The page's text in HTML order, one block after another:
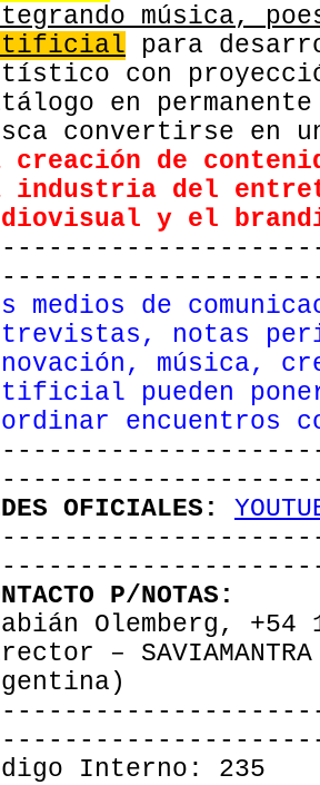
música,
para
con
en permanente
convertirse en
creación de
industria del
y el
medios de
notas
música,
pueden
encuentros
OFICIALES:
P/NOTAS:
Olemberg, +54
– SAVIAMANTRA
Interno: 235